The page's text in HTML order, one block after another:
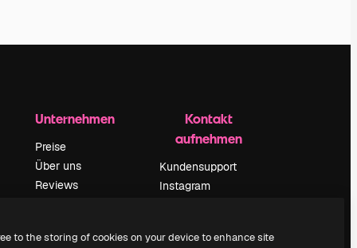
Unternehmen
Preise
Über uns
Reviews
Blog
Kontakt
aufnehmen
Kundensupport
Instagram
TikTok
to the storing of cookies on your device to enhance site